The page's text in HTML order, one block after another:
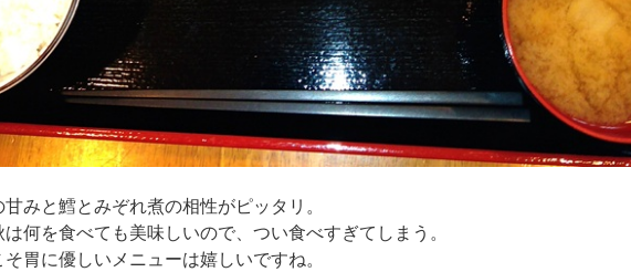
みと鱈とみぞれ煮の相性がピッタリ。
何を食べても美味しいので、つい食べすぎてしまう。
そ胃に優しいメニューは嬉しいですね。